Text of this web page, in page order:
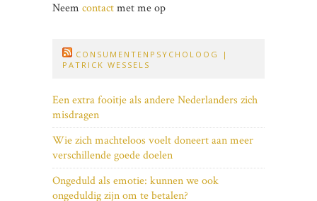
Neem contactmet me op
CONSUMENTENPSYCHOLOOG |
PATRICK WESSELS
Een extra fooitje als andere Nederlanders zich
misdragen
Wie zich machteloos voelt doneert aan meer
verschillende goede doelen
Ongeduld als emotie: kunnen we ook
ongeduldig zijn om te betalen?